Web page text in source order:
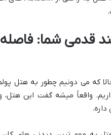
قدمی شما:
که می دونیم چطور به هتل
واقعاً میشه گفت این